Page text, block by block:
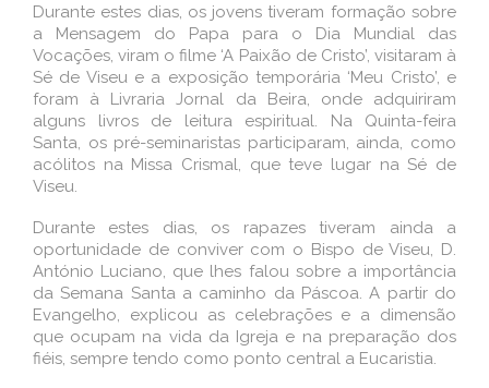
Durante estes dias, os jovens tiveram formação sobre
a Mensagem do Papa para o Dia Mundial das
Vocações, viram o filme ‘A Paixão de Cristo’, visitaram à
Sé de Viseu e a exposição temporária ‘Meu Cristo’, e
foram à Livraria Jornal da Beira, onde adquiriram
alguns livros de leitura espiritual. Na Quinta-feira
Santa, os pré-seminaristas participaram, ainda, como
acólitos na Missa Crismal, que teve lugar na Sé de
Viseu.
Durante estes dias, os rapazes tiveram ainda a
oportunidade de conviver com o Bispo de Viseu, D.
António Luciano, que lhes falou sobre a importância
da Semana Santa a caminho da Páscoa. A partir do
Evangelho, explicou as celebrações e a dimensão
que ocupam na vida da Igreja e na preparação dos
fiéis, sempre tendo como ponto central a Eucaristia.